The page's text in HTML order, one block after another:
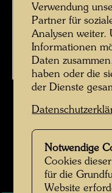
Gersi Lanzoni im
Verwendung
Partner für
Analysen weiter.
Informationen
Daten
haben oder die
der Dienste
Notwendige
Cookies
für die
Website